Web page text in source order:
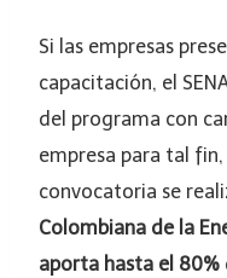
Si las empresas
capacitación, el
del programa con
empresa para tal
convocatoria se
Colombiana de la
aporta hasta el 80%